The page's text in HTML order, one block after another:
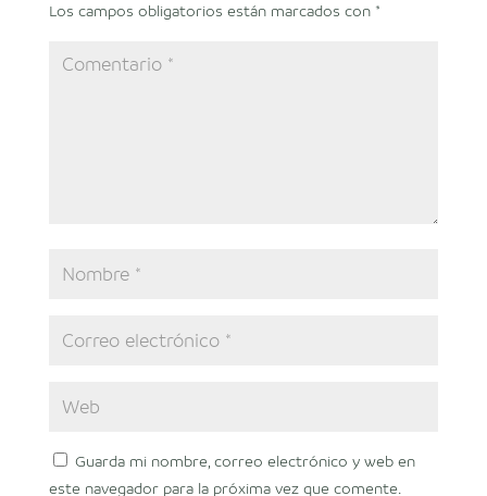
Los campos obligatorios están marcados con *
Guarda mi nombre, correo electrónico y web en
este navegador para la próxima vez que comente.